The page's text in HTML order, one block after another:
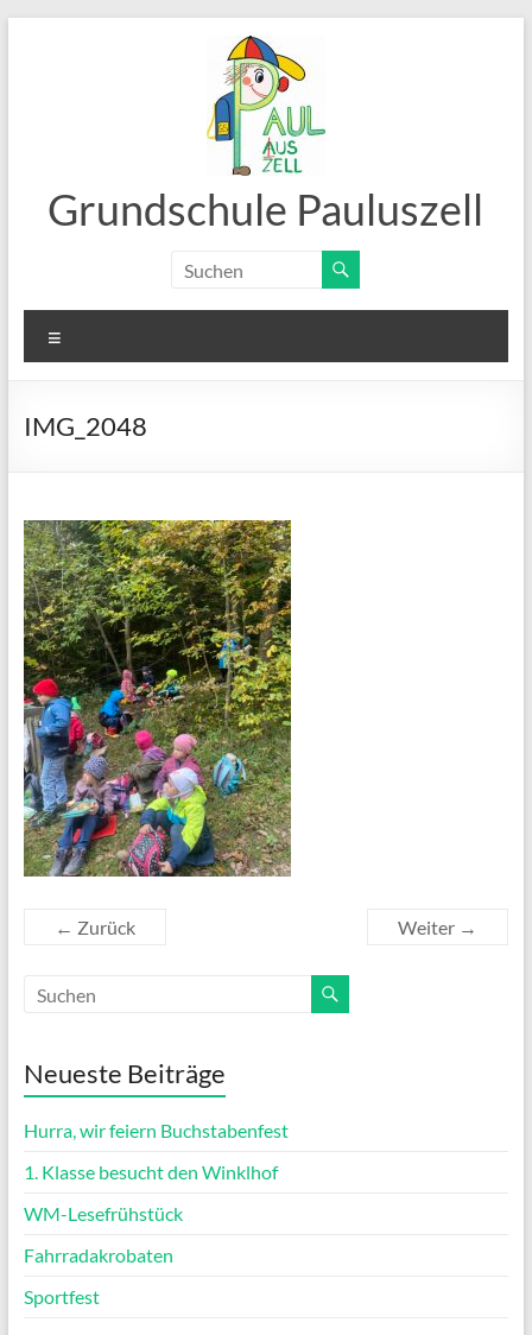
Grundschule Pauluszell
IMG_2048
← Zurück Weiter →
Neueste Beiträge
Hurra, wir feiern Buchstabenfest
1. Klasse besucht den Winklhof
WM-Lesefrühstück
Fahrradakrobaten
Sportfest